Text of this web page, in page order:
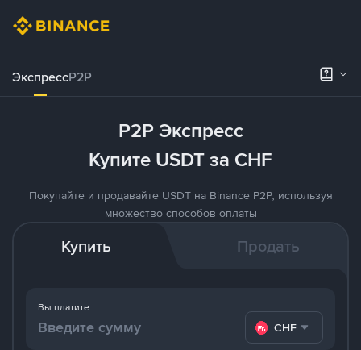
ЭкспрессP2P
P2P Экспресс
Купите USDT за CHF
Покупайте и продавайте USDT на Binance P2P, используя
множество способов оплаты
Купить Продать
Вы платите
CHF